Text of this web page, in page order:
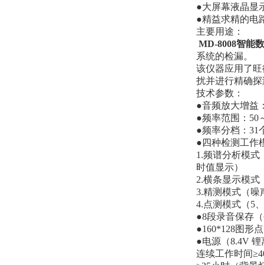
●大屏幕液晶显
●精益求精的电
主要用途：
MD-8008智能
系统的检漏。
该仪器应用了
扰并进行精确
技术参数：
●音频放大增益
●频率范围：50
●频率分档：31
●四种检测工作
1.频谱分析模式
时值显示）
2.横条显示模式
3.精测模式（噪
4.点测模式（5
●8段录音保存
●160*128图形
●电源（8.4V
连续工作时间